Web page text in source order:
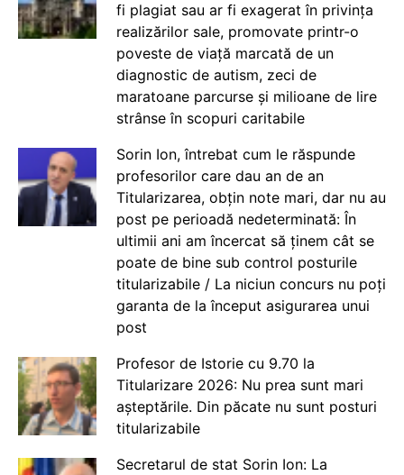
fi plagiat sau ar fi exagerat în privința
realizărilor sale, promovate printr-o
poveste de viață marcată de un
diagnostic de autism, zeci de
maratoane parcurse și milioane de lire
strânse în scopuri caritabile
Sorin Ion, întrebat cum le răspunde
profesorilor care dau an de an
Titularizarea, obțin note mari, dar nu au
post pe perioadă nedeterminată: În
ultimii ani am încercat să ținem cât se
poate de bine sub control posturile
titularizabile / La niciun concurs nu poți
garanta de la început asigurarea unui
post
Profesor de Istorie cu 9.70 la
Titularizare 2026: Nu prea sunt mari
așteptările. Din păcate nu sunt posturi
titularizabile
Secretarul de stat Sorin Ion: La